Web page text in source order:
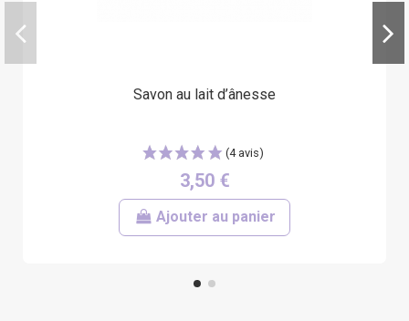
Savon au lait d’ânesse
3,50 €
Ajouter au panier